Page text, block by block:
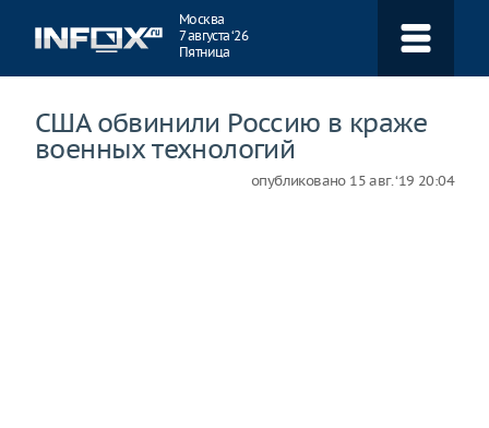
Москва
7 августа ‘26
Пятница
США обвинили Россию в краже
военных технологий
опубликовано 15 авг. ‘19 20:04